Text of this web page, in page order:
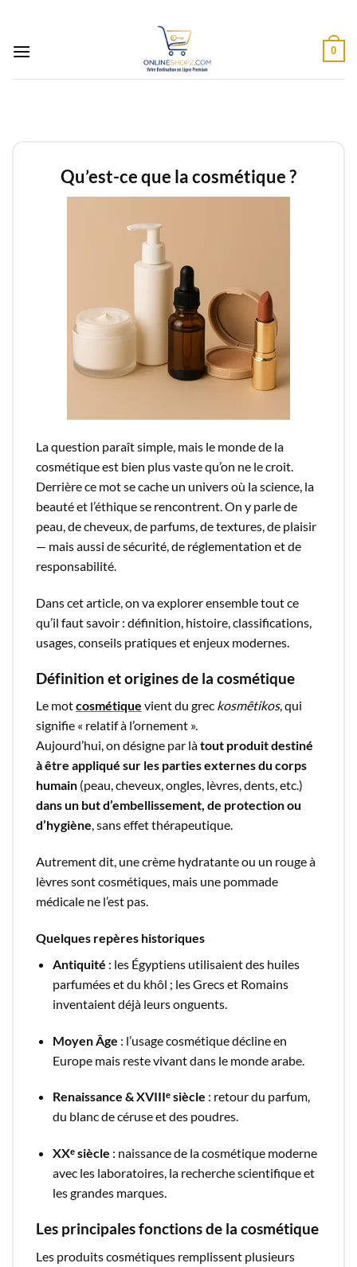
contenu
0
Qu’est-ce que la cosmétique ?
La question paraît simple, mais le monde de la
cosmétique est bien plus vaste qu’on ne le croit.
Derrière ce mot se cache un univers où la science, la
beauté et l’éthique se rencontrent. On y parle de
peau, de cheveux, de parfums, de textures, de plaisir
— mais aussi de sécurité, de réglementation et de
responsabilité.
Dans cet article, on va explorer ensemble tout ce
qu’il faut savoir : définition, histoire, classifications,
usages, conseils pratiques et enjeux modernes.
Définition et origines de la cosmétique
Le motcosmétique vient du grec kosmêtikos, qui
signifie « relatif à l’ornement ».
Aujourd’hui, on désigne par làtout produit destiné
à être appliqué sur les parties externes du corps
humain (peau, cheveux, ongles, lèvres, dents, etc.)
dans un but d’embellissement, de protection ou
d’hygiène, sans effet thérapeutique.
Autrement dit, une crème hydratante ou un rouge à
lèvres sont cosmétiques, mais une pommade
médicale ne l’est pas.
Quelques repères historiques
Antiquité : les Égyptiens utilisaient des huiles
parfumées et du khôl ; les Grecs et Romains
inventaient déjà leurs onguents.
Moyen Âge : l’usage cosmétique décline en
Europe mais reste vivant dans le monde arabe.
Renaissance & XVIIIᵉ siècle : retour du parfum,
du blanc de céruse et des poudres.
XXᵉ siècle : naissance de la cosmétique moderne
avec les laboratoires, la recherche scientifique et
les grandes marques.
Les principales fonctions de la cosmétique
Les produits cosmétiques remplissent plusieurs